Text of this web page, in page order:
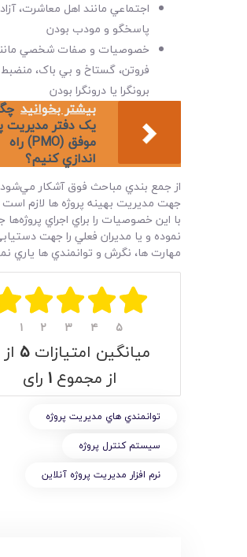
اجتماعي مانند اهل معاشرت،
پاسخگو و مودب بودن
خصوصيات و صفات شخصي
فروتن، گستاخ و بي باک،
برونگرا يا درونگرا بودن
بیشتر بخوانید
يک دفتر مديريت
موفق (PMO) راه
اندازي کنيم؟
از جمع بندي مباحث فوق آشکار
جهت مديريت بهينه پروژه ها لازم است
با اين خصوصيات را براي اجراي
نموده و يا مديران فعلي را جهت
مهارت ها، نگرش و توانمندي ها ياري
۱ ۲ ۳ ۴ ۵
میانگین امتیازات ۵ از ۵
از مجموع ۱ رای
توانمندي هاي مديريت پروژه
سیستم کنترل پروژه
نرم افزار مدیریت پروژه آنلاین